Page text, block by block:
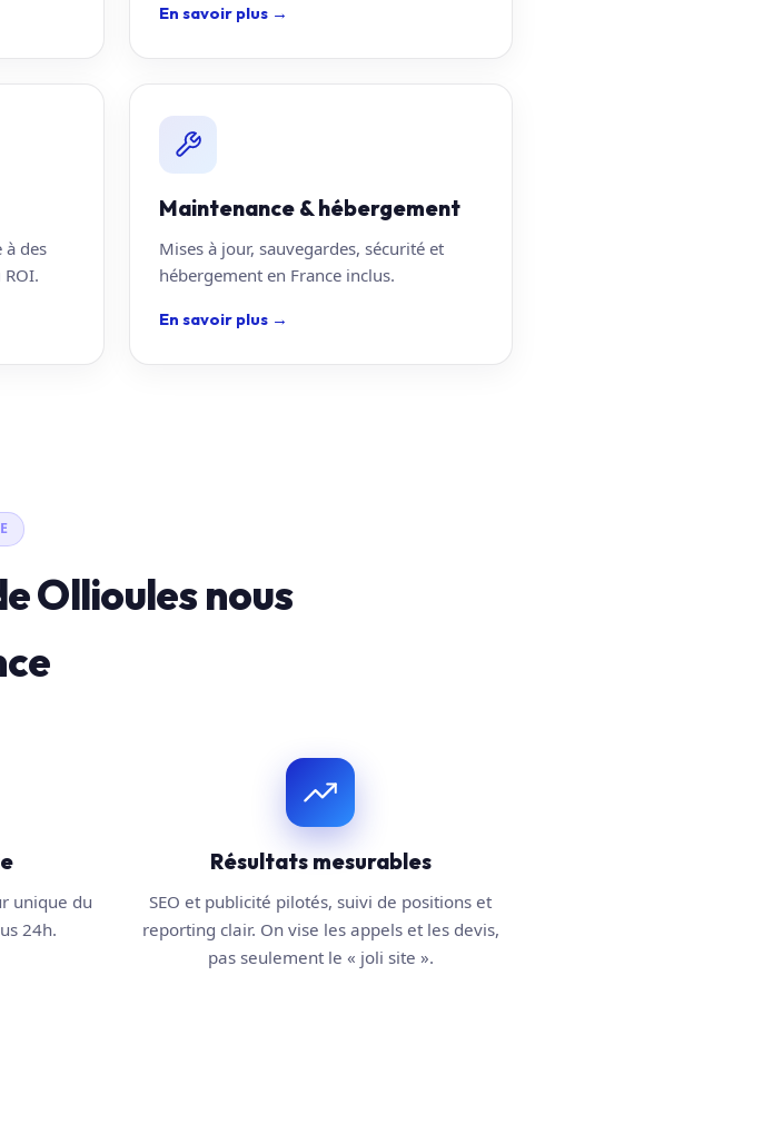
En savoir plus →
à des
Maintenance & hébergement
Mises à jour, sauvegardes, sécurité et
hébergement en France inclus.
En savoir plus →
Ollioules nous
unique du
24h.
Résultats mesurables
SEO et publicité pilotés, suivi de positions et
reporting clair. On vise les appels et les devis,
pas seulement le « joli site ».